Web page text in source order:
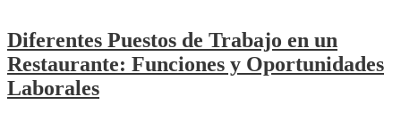
Diferentes Puestos de Trabajo en un
Restaurante: Funciones y Oportunidades
Laborales